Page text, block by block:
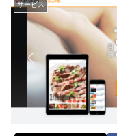
サービス